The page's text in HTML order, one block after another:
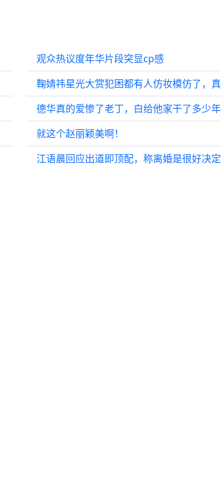
观众热议度年华片段突显cp感
就这个赵丽颖美啊！
江语晨回应出道即顶配，称离婚是很好决定